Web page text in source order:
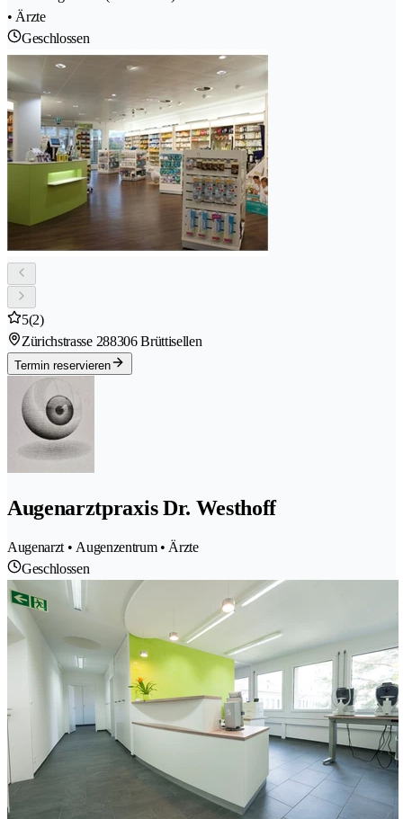
• Ärzte
Geschlossen
5(2)
Zürichstrasse 288306 Brüttisellen
Termin reservieren
Augenarztpraxis Dr. Westhoff
Augenarzt • Augenzentrum • Ärzte
Geschlossen